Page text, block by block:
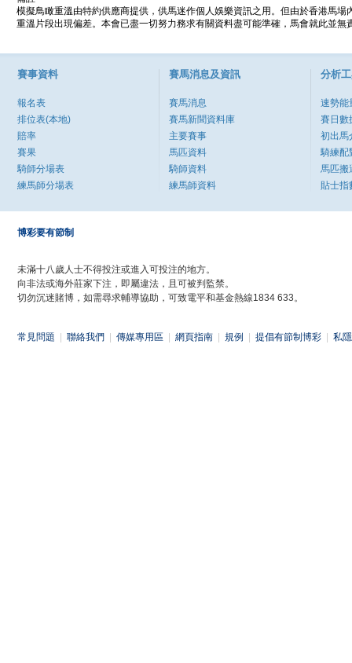
模擬鳥瞰重溫由特約供應商提供，供馬迷作個人娛樂資訊之用。但由於香港馬
重溫片段出現偏差。本會已盡一切努力務求有關資料盡可能準確，馬會就此並
賽事資料
報名表
排位表(本地)
賠率
賽果
騎師分場表
練馬師分場表
賽馬消息及資訊
賽馬消息
賽馬新聞資料庫
主要賽事
馬匹資料
騎師資料
練馬師資料
分析
速勢能
賽日數
初出馬
騎練配
馬匹搬
貼士指
博彩要有節制
未滿十八歲人士不得投注或進入可投注的地方。
向非法或海外莊家下注，即屬違法，且可被判監禁。
切勿沉迷賭博，如需尋求輔導協助，可致電平和基金熱線1834 633。
常見問題 聯絡我們 傳媒專用區 網頁指南 規例 提倡有節制博彩 私